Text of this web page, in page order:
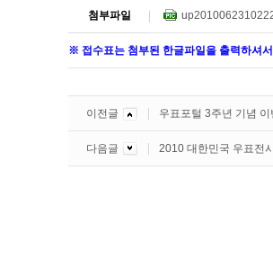
첨부파일
※ 접수표는 첨부된 한글파일을 출력하셔
이전글 우표포털 3주년 기념
다음글 2010 대한민국 우표전